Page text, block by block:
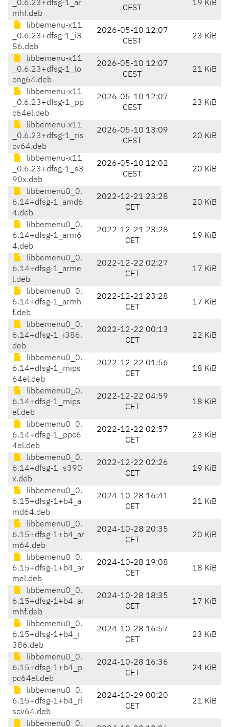
_0.6.23+dfsg-1_ar
mhf.deb
CEST
19 KiB
libbemenu-x11
_0.6.23+dfsg-1_i3
86.deb
2026-05-10 12:07
CEST
23 KiB
libbemenu-x11
_0.6.23+dfsg-1_lo
ong64.deb
2026-05-10 12:07
CEST
21 KiB
libbemenu-x11
_0.6.23+dfsg-1_pp
c64el.deb
2026-05-10 12:07
CEST
23 KiB
libbemenu-x11
_0.6.23+dfsg-1_ris
cv64.deb
2026-05-10 13:09
CEST
20 KiB
libbemenu-x11
_0.6.23+dfsg-1_s3
90x.deb
2026-05-10 12:02
CEST
20 KiB
libbemenu0_0.
6.14+dfsg-1_amd6
4.deb
2022-12-21 23:28
CET
20 KiB
libbemenu0_0.
6.14+dfsg-1_arm6
4.deb
2022-12-21 23:28
CET
19 KiB
libbemenu0_0.
6.14+dfsg-1_arme
l.deb
2022-12-22 02:27
CET
17 KiB
libbemenu0_0.
6.14+dfsg-1_armh
f.deb
2022-12-21 23:28
CET
17 KiB
libbemenu0_0.
6.14+dfsg-1_i386.
deb
2022-12-22 00:13
CET
22 KiB
libbemenu0_0.
6.14+dfsg-1_mips
64el.deb
2022-12-22 01:56
CET
18 KiB
libbemenu0_0.
6.14+dfsg-1_mips
el.deb
2022-12-22 04:59
CET
18 KiB
libbemenu0_0.
6.14+dfsg-1_ppc6
4el.deb
2022-12-22 02:57
CET
23 KiB
libbemenu0_0.
6.14+dfsg-1_s390
x.deb
2022-12-22 02:26
CET
19 KiB
libbemenu0_0.
6.15+dfsg-1+b4_a
md64.deb
2024-10-28 16:41
CET
21 KiB
libbemenu0_0.
6.15+dfsg-1+b4_ar
m64.deb
2024-10-28 20:35
CET
20 KiB
libbemenu0_0.
6.15+dfsg-1+b4_ar
mel.deb
2024-10-28 19:08
CET
18 KiB
libbemenu0_0.
6.15+dfsg-1+b4_ar
mhf.deb
2024-10-28 18:35
CET
17 KiB
libbemenu0_0.
6.15+dfsg-1+b4_i
386.deb
2024-10-28 16:57
CET
23 KiB
libbemenu0_0.
6.15+dfsg-1+b4_p
pc64el.deb
2024-10-28 16:36
CET
24 KiB
libbemenu0_0.
6.15+dfsg-1+b4_ri
scv64.deb
2024-10-29 00:20
CET
21 KiB
libbemenu0_0.